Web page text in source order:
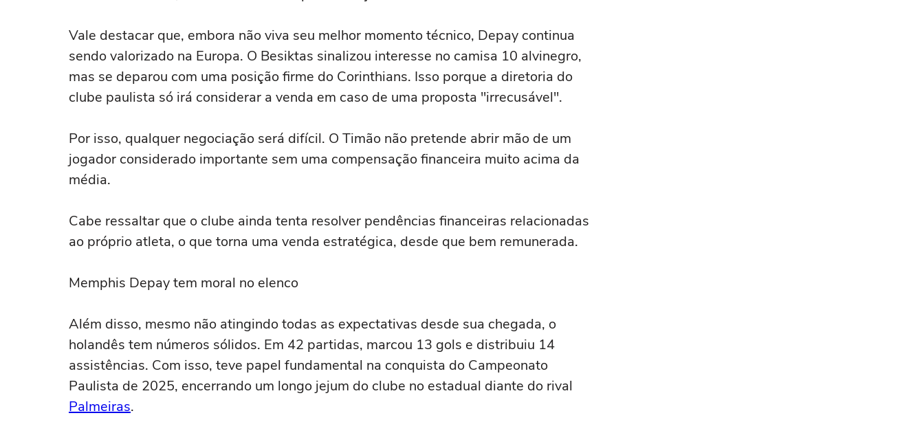
Vale destacar que, embora não viva seu melhor momento técnico, Depay continua
sendo valorizado na Europa. O Besiktas sinalizou interesse no camisa 10 alvinegro,
mas se deparou com uma posição firme do Corinthians. Isso porque a diretoria do
clube paulista só irá considerar a venda em caso de uma proposta "irrecusável".
Por isso, qualquer negociação será difícil. O Timão não pretende abrir mão de um
jogador considerado importante sem uma compensação financeira muito acima da
média.
Cabe ressaltar que o clube ainda tenta resolver pendências financeiras relacionadas
ao próprio atleta, o que torna uma venda estratégica, desde que bem remunerada.
Memphis Depay tem moral no elenco
Além disso, mesmo não atingindo todas as expectativas desde sua chegada, o
holandês tem números sólidos. Em 42 partidas, marcou 13 gols e distribuiu 14
assistências. Com isso, teve papel fundamental na conquista do Campeonato
Paulista de 2025, encerrando um longo jejum do clube no estadual diante do rival
Palmeiras.